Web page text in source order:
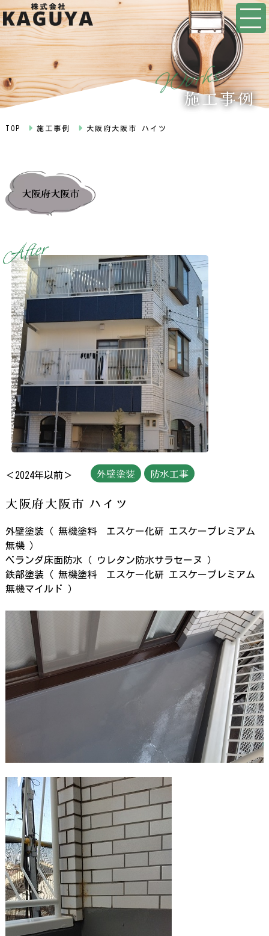
Works
施工事例
TOP 施工事例 大阪府大阪市 ハイツ
大阪府大阪市
After
＜2024年以前＞ 外壁塗装 防水工事
大阪府大阪市 ハイツ
外壁塗装（ 無機塗料 エスケー化研 エスケープレミアム
無機 ）
ベランダ床面防水（ ウレタン防水サラセーヌ ）
鉄部塗装（ 無機塗料 エスケー化研 エスケープレミアム
無機マイルド ）